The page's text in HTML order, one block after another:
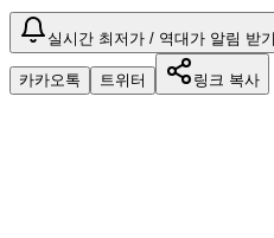
실시간 최저가 / 역대가 알림 받기
카카오톡 트위터 링크 복사